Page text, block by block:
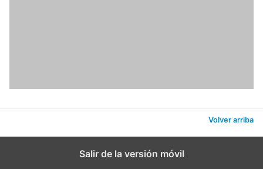
Volver arriba
Salir de la versión móvil